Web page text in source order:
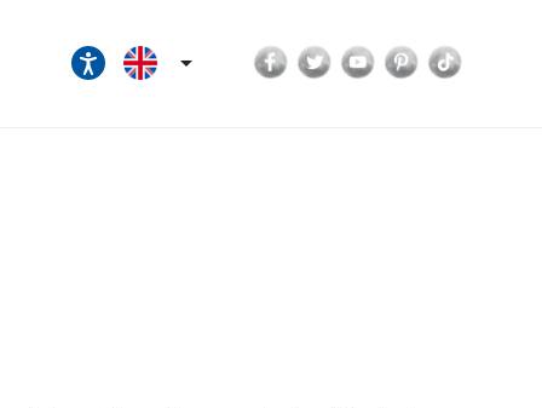
 Facebook
TwitterYouTubePinterest